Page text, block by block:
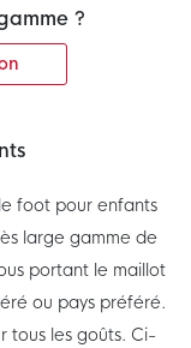
?
foot pour enfants
large gamme de
portant le maillot
ou pays préféré.
tous les goûts. Ci-